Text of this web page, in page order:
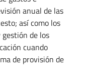
anual de las
así como los
de los
cuando
de provisión de